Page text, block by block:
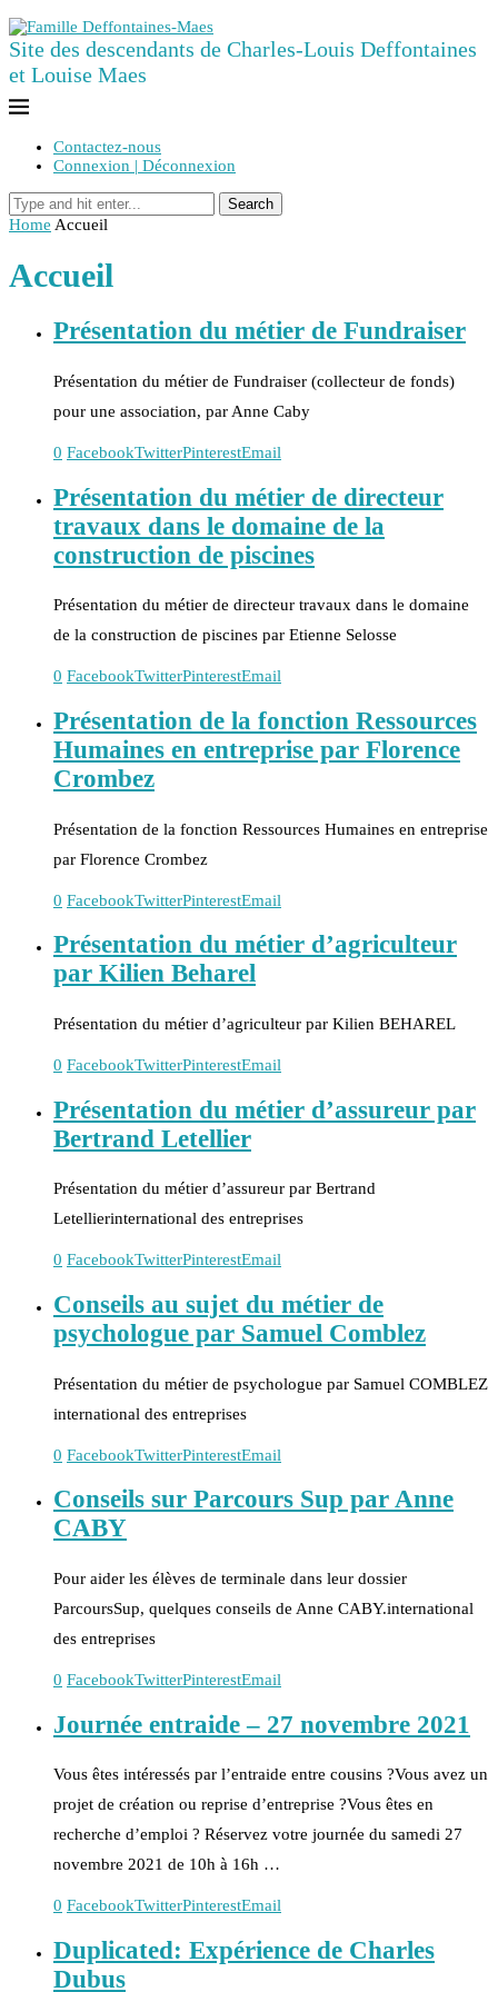
Site des descendants de Charles-Louis Deffontaines
et Louise Maes
Contactez-nous
Connexion | Déconnexion
Search
Home Accueil
Accueil
Présentation du métier de Fundraiser
Présentation du métier de Fundraiser (collecteur de fonds)
pour une association, par Anne Caby
0 FacebookTwitterPinterestEmail
Présentation du métier de directeur
travaux dans le domaine de la
construction de piscines
Présentation du métier de directeur travaux dans le domaine
de la construction de piscines par Etienne Selosse
0 FacebookTwitterPinterestEmail
Présentation de la fonction Ressources
Humaines en entreprise par Florence
Crombez
Présentation de la fonction Ressources Humaines en entreprise
par Florence Crombez
0 FacebookTwitterPinterestEmail
Présentation du métier d’agriculteur
par Kilien Beharel
Présentation du métier d’agriculteur par Kilien BEHAREL
0 FacebookTwitterPinterestEmail
Présentation du métier d’assureur par
Bertrand Letellier
Présentation du métier d’assureur par Bertrand
Letellierinternational des entreprises
0 FacebookTwitterPinterestEmail
Conseils au sujet du métier de
psychologue par Samuel Comblez
Présentation du métier de psychologue par Samuel COMBLEZ
international des entreprises
0 FacebookTwitterPinterestEmail
Conseils sur Parcours Sup par Anne
CABY
Pour aider les élèves de terminale dans leur dossier
ParcoursSup, quelques conseils de Anne CABY.international
des entreprises
0 FacebookTwitterPinterestEmail
Journée entraide – 27 novembre 2021
Vous êtes intéressés par l’entraide entre cousins ?‍Vous avez un
projet de création ou reprise d’entreprise ?‍Vous êtes en
recherche d’emploi ? Réservez votre journée du samedi 27
novembre 2021 de 10h à 16h …
0 FacebookTwitterPinterestEmail
Duplicated: Expérience de Charles
Dubus